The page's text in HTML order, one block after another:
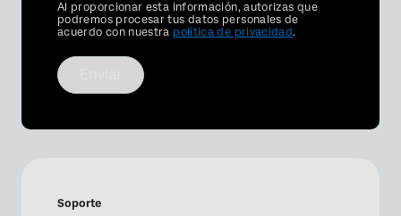
Privacy
Optin
Al proporcionar esta información, autorizas que
podremos procesar tus datos personales de
acuerdo con nuestra política de privacidad.
Soporte